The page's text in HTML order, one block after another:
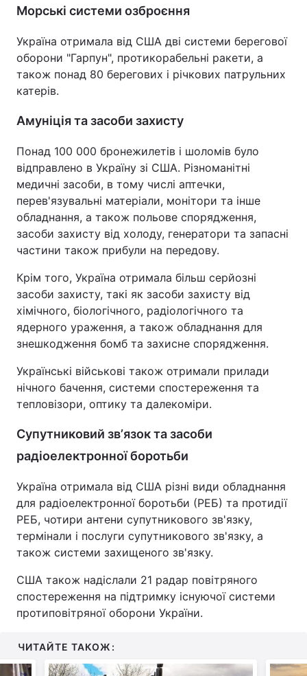
Морські системи озброєння
Україна отримала від США дві системи берегової
оборони "Гарпун", протикорабельні ракети, а
також понад 80 берегових і річкових патрульних
катерів.
Амуніція та засоби захисту
Понад 100 000 бронежилетів і шоломів було
відправлено в Україну зі США. Різноманітні
медичні засоби, в тому числі аптечки,
перев'язувальні матеріали, монітори та інше
обладнання, а також польове спорядження,
засоби захисту від холоду, генератори та запасні
частини також прибули на передову.
Крім того, Україна отримала більш серйозні
засоби захисту, такі як засоби захисту від
хімічного, біологічного, радіологічного та
ядерного ураження, а також обладнання для
знешкодження бомб та захисне спорядження.
Українські військові також отримали прилади
нічного бачення, системи спостереження та
тепловізори, оптику та далекоміри.
Супутниковий звʼязок та засоби
радіоелектронної боротьби
Україна отримала від США різні види обладнання
для радіоелектронної боротьби (РЕБ) та протидії
РЕБ, чотири антени супутникового зв'язку,
термінали і послуги супутникового зв'язку, а
також системи захищеного зв'язку.
США також надіслали 21 радар повітряного
спостереження на підтримку існуючої системи
протиповітряної оборони України.
ЧИТАЙТЕ ТАКОЖ: